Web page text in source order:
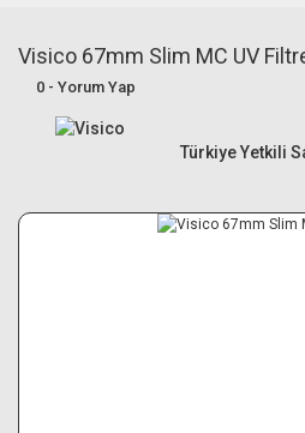
Canon R6 Mark IIIBundle
Visico 67mm Slim MC UV
0 - Yorum Yap
Türkiye Yetkili